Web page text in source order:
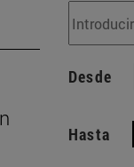
Desde
Hasta